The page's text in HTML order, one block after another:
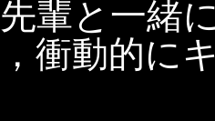
輩と一緒
衝動的に